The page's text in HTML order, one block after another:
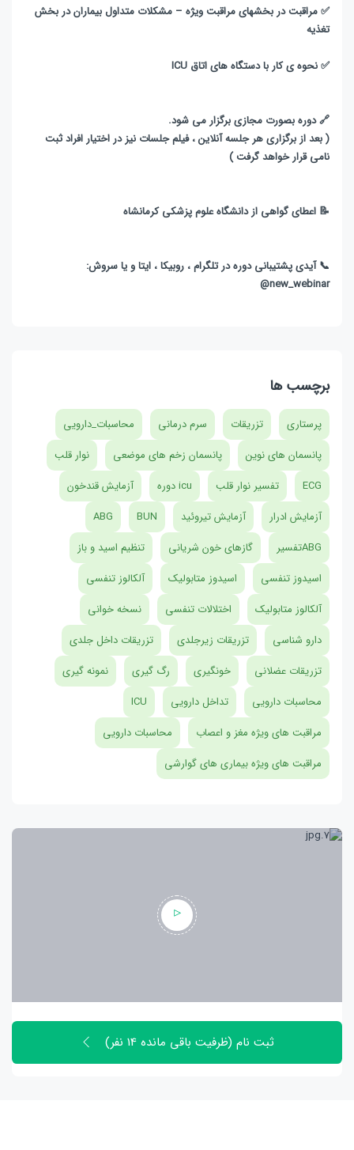
✅️ مراقبت در بخشهای مراقبت ویژه – مشکلات متداول بیماران در بخش
تغذیه
✅️ نحوه ی کار با دستگاه های اتاق ICU
🔗 دوره بصورت مجازی برگزار می شود.
( بعد از برگزاری هر جلسه آنلاین ، فیلم جلسات نیز در اختیار افراد ثبت
نامی قرار خواهد گرفت )
📝 اعطای گواهی از دانشگاه علوم پزشکی کرمانشاه
📞 آیدی پشتیبانی دوره در تلگرام ، روبیکا ، ایتا و یا سروش:
new_webinar@
برچسب ها
پرستاری تزریقات سرم درمانی
محاسبات_دارویی
پانسمان های نوین
پانسمان زخم های موضعی
نوار قلب
ECG
تفسیر نوار قلب icu دوره
آزمایش قندخون
آزمایش ادرار
آزمایش تیروئید BUN
ABG
ABGتفسیر
گازهای خون شریانی
تنظیم اسید و باز
اسیدوز تنفسی
اسیدوز متابولیک
آلکالوز تنفسی
آلکالوز متابولیک
اختلالات تنفسی
نسخه خوانی
دارو شناسی
تزریقات زیرجلدی
تزریقات داخل جلدی
تزریقات عضلانی
خونگیری رگ گیری
نمونه گیری
محاسبات دارویی
تداخل دارویی
ICU
مراقبت های ویژه مغز و اعصاب
محاسبات دارویی
مراقبت های ویژه بیماری های گوارشی
ثبت نام (ظرفیت باقی مانده 14 نفر)